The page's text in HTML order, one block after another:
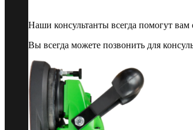
Наши консультанты всегда помогут
Вы всегда можете позвонить для